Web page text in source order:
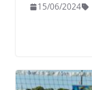
15/06/2024